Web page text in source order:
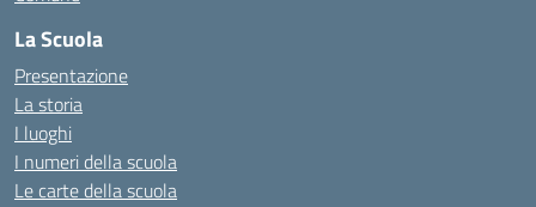
La Scuola
Presentazione
La storia
I luoghi
I numeri della scuola
Le carte della scuola